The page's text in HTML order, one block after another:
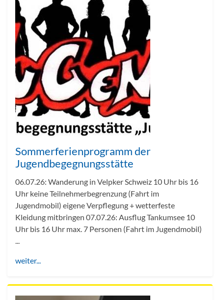
Sommerferienprogramm der
Jugendbegegnungsstätte
06.07.26: Wanderung in Velpker Schweiz 10 Uhr bis 16
Uhr keine Teilnehmerbegrenzung (Fahrt im
Jugendmobil) eigene Verpflegung + wetterfeste
Kleidung mitbringen 07.07.26: Ausflug Tankumsee 10
Uhr bis 16 Uhr max. 7 Personen (Fahrt im Jugendmobil)
...
weiter...